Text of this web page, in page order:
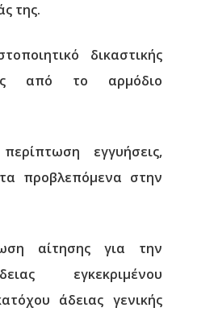
της.
δικαστικής
από το αρμόδιο
εγγυήσεις,
προβλεπόμενα στην
αίτησης για την
εγκεκριμένου
άδειας γενικής